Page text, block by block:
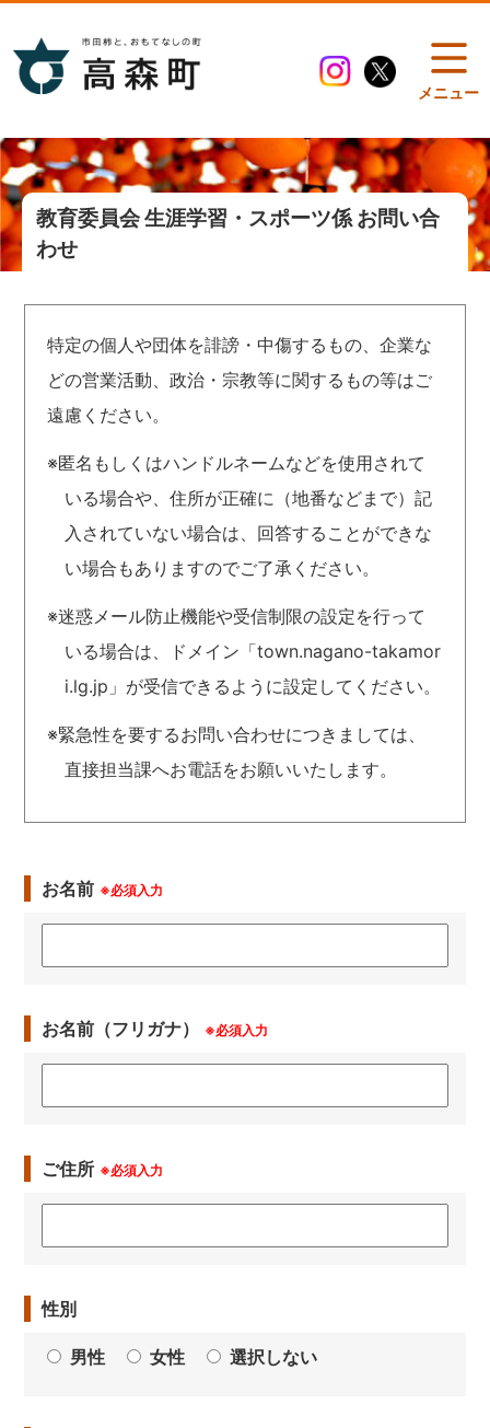
メニュー
教育委員会 生涯学習・スポーツ係 お問い合
わせ
特定の個人や団体を誹謗・中傷するもの、企業な
どの営業活動、政治・宗教等に関するもの等はご
遠慮ください。
※匿名もしくはハンドルネームなどを使用されて
いる場合や、住所が正確に（地番などまで）記
入されていない場合は、回答することができな
い場合もありますのでご了承ください。
※迷惑メール防止機能や受信制限の設定を行って
いる場合は、ドメイン「town.nagano-takamor
i.lg.jp」が受信できるように設定してください。
※緊急性を要するお問い合わせにつきましては、
直接担当課へお電話をお願いいたします。
お名前 ※必須入力
お名前（フリガナ） ※必須入力
ご住所 ※必須入力
性別
男性 女性 選択しない